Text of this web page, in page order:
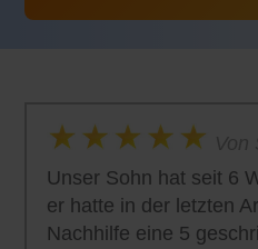
Unser Sohn hat seit 6
er hatte in der letzten
Nachhilfe eine 5